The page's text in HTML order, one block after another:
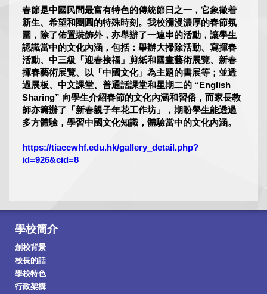
春節是中國民間最富有特色的傳統節日之一，它象徵着
新生、希望和團圓的特殊時刻。我校瀰漫濃厚的春節氛
圍，除了佈置裝飾外，亦舉辦了一連串的活動，讓學生
認識當中的文化內涵，包括：舉辦大掃除活動、寫揮春
活動、中三級「迎春接福」剪紙和國畫藝術展覽、新春
揮春藝術展覽、以「中國文化」為主題的書展等；並透
過展板、中文課堂、普通話課堂和星期二的 “English
Sharing” 向學生介紹春節的文化內涵和習俗，而家長教
師亦籌辦了「新春親子年花工作坊」，期盼學生能透過
多方體驗，學習中國文化知識，體驗當中的文化內涵。
https://tiaccwhf.edu.hk/gallery_detail.php?
id=926&cid=8
學校簡介
創校背景
校長的話
學校特色
行政架構